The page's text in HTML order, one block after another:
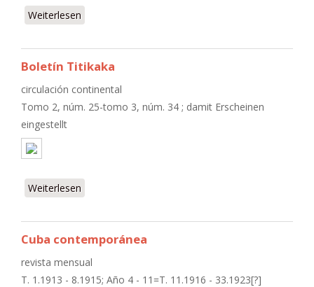
Weiterlesen
Boletín Titikaka
circulación continental
Tomo 2, núm. 25-tomo 3, núm. 34 ; damit Erscheinen
eingestellt
Weiterlesen
Cuba contemporánea
revista mensual
T. 1.1913 - 8.1915; Año 4 - 11=T. 11.1916 - 33.1923[?]